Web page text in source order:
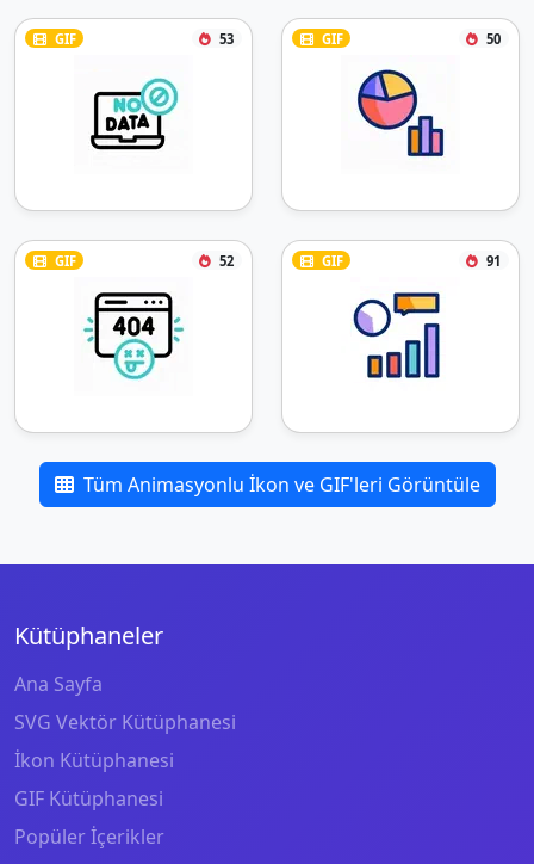
GIF 53 GIF 50
GIF 52 GIF 91
Tüm Animasyonlu İkon ve GIF'leri Görüntüle
Kütüphaneler
Ana Sayfa
SVG Vektör Kütüphanesi
İkon Kütüphanesi
GIF Kütüphanesi
Popüler İçerikler